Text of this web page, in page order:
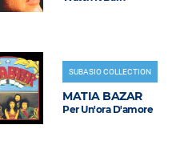
SUBASIO COLLECTION
MATIA BAZAR
Per Un'ora D'amore